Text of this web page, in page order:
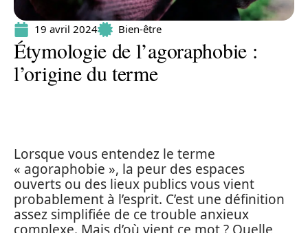
19 avril 2024 Bien-être
Étymologie de l’agoraphobie :
l’origine du terme
Lorsque vous entendez le terme
« agoraphobie », la peur des espaces
ouverts ou des lieux publics vous vient
probablement à l’esprit. C’est une définition
assez simplifiée de ce trouble anxieux